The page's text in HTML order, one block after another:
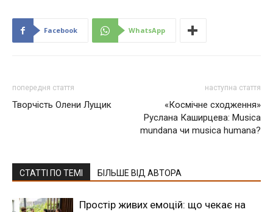
Facebook WhatsApp
попередня стаття
Творчість Олени Лущик
наступна стаття
«Космічне сходження»
Руслана Каширцева: Musica
mundana чи musica humana?
СТАТТІ ПО ТЕМІ БІЛЬШЕ ВІД АВТОРА
Простір живих емоцій: що чекає на